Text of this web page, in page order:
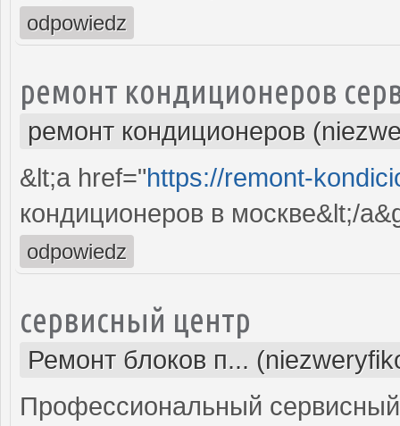
odpowiedz
ремонт кондиционеров
ремонт кондиционеров
&lt;a href="https://remont-
кондиционеров в москве&lt;/
odpowiedz
сервисный центр
Ремонт блоков п...
Профессиональный